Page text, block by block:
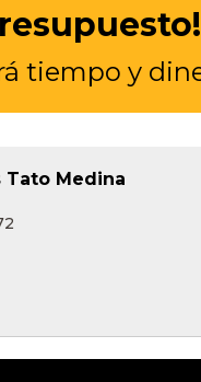
tiempo y
Tato Medina